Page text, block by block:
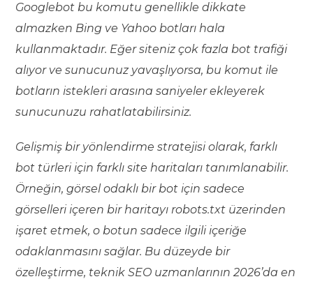
Googlebot bu komutu genellikle dikkate
almazken Bing ve Yahoo botları hala
kullanmaktadır. Eğer siteniz çok fazla bot trafiği
alıyor ve sunucunuz yavaşlıyorsa, bu komut ile
botların istekleri arasına saniyeler ekleyerek
sunucunuzu rahatlatabilirsiniz.
Gelişmiş bir yönlendirme stratejisi olarak, farklı
bot türleri için farklı site haritaları tanımlanabilir.
Örneğin, görsel odaklı bir bot için sadece
görselleri içeren bir haritayı robots.txt üzerinden
işaret etmek, o botun sadece ilgili içeriğe
odaklanmasını sağlar. Bu düzeyde bir
özelleştirme, teknik SEO uzmanlarının 2026’da en